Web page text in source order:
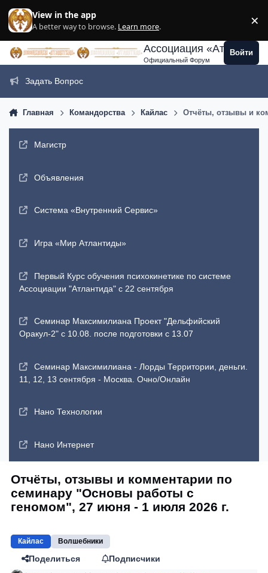
View in the app
A better way to browse. Learn more. ×
Ассоциация
Официальный Форум
Войти
Задать Вопрос
Главная Командорства Кайлас Отчёты, отзывы и
Магистр
Объявления
Система «Внутренний Сервис»
Игра «Мир Атлантиды»
Первый Курс обучения психокинетике по системе
Ассоциации "Атлантида" с 22 сентября
Семинар Максимилиана Проект "Дельфийский
Оракул-2" с 10.08. после подготовки с 13.07
Семинар Максимилиана - Лорды Территории, деньги.
11, 12, 13 сентября - Москва. Очно/Онлайн
Нано Технологии
Нано Интернет
Отчёты, отзывы и комментарии по
семинару "Основы работы с
геномом", 27 июня - 1 июля 2026 г.
Кайлас Волшебники
Поделиться
Подписчики